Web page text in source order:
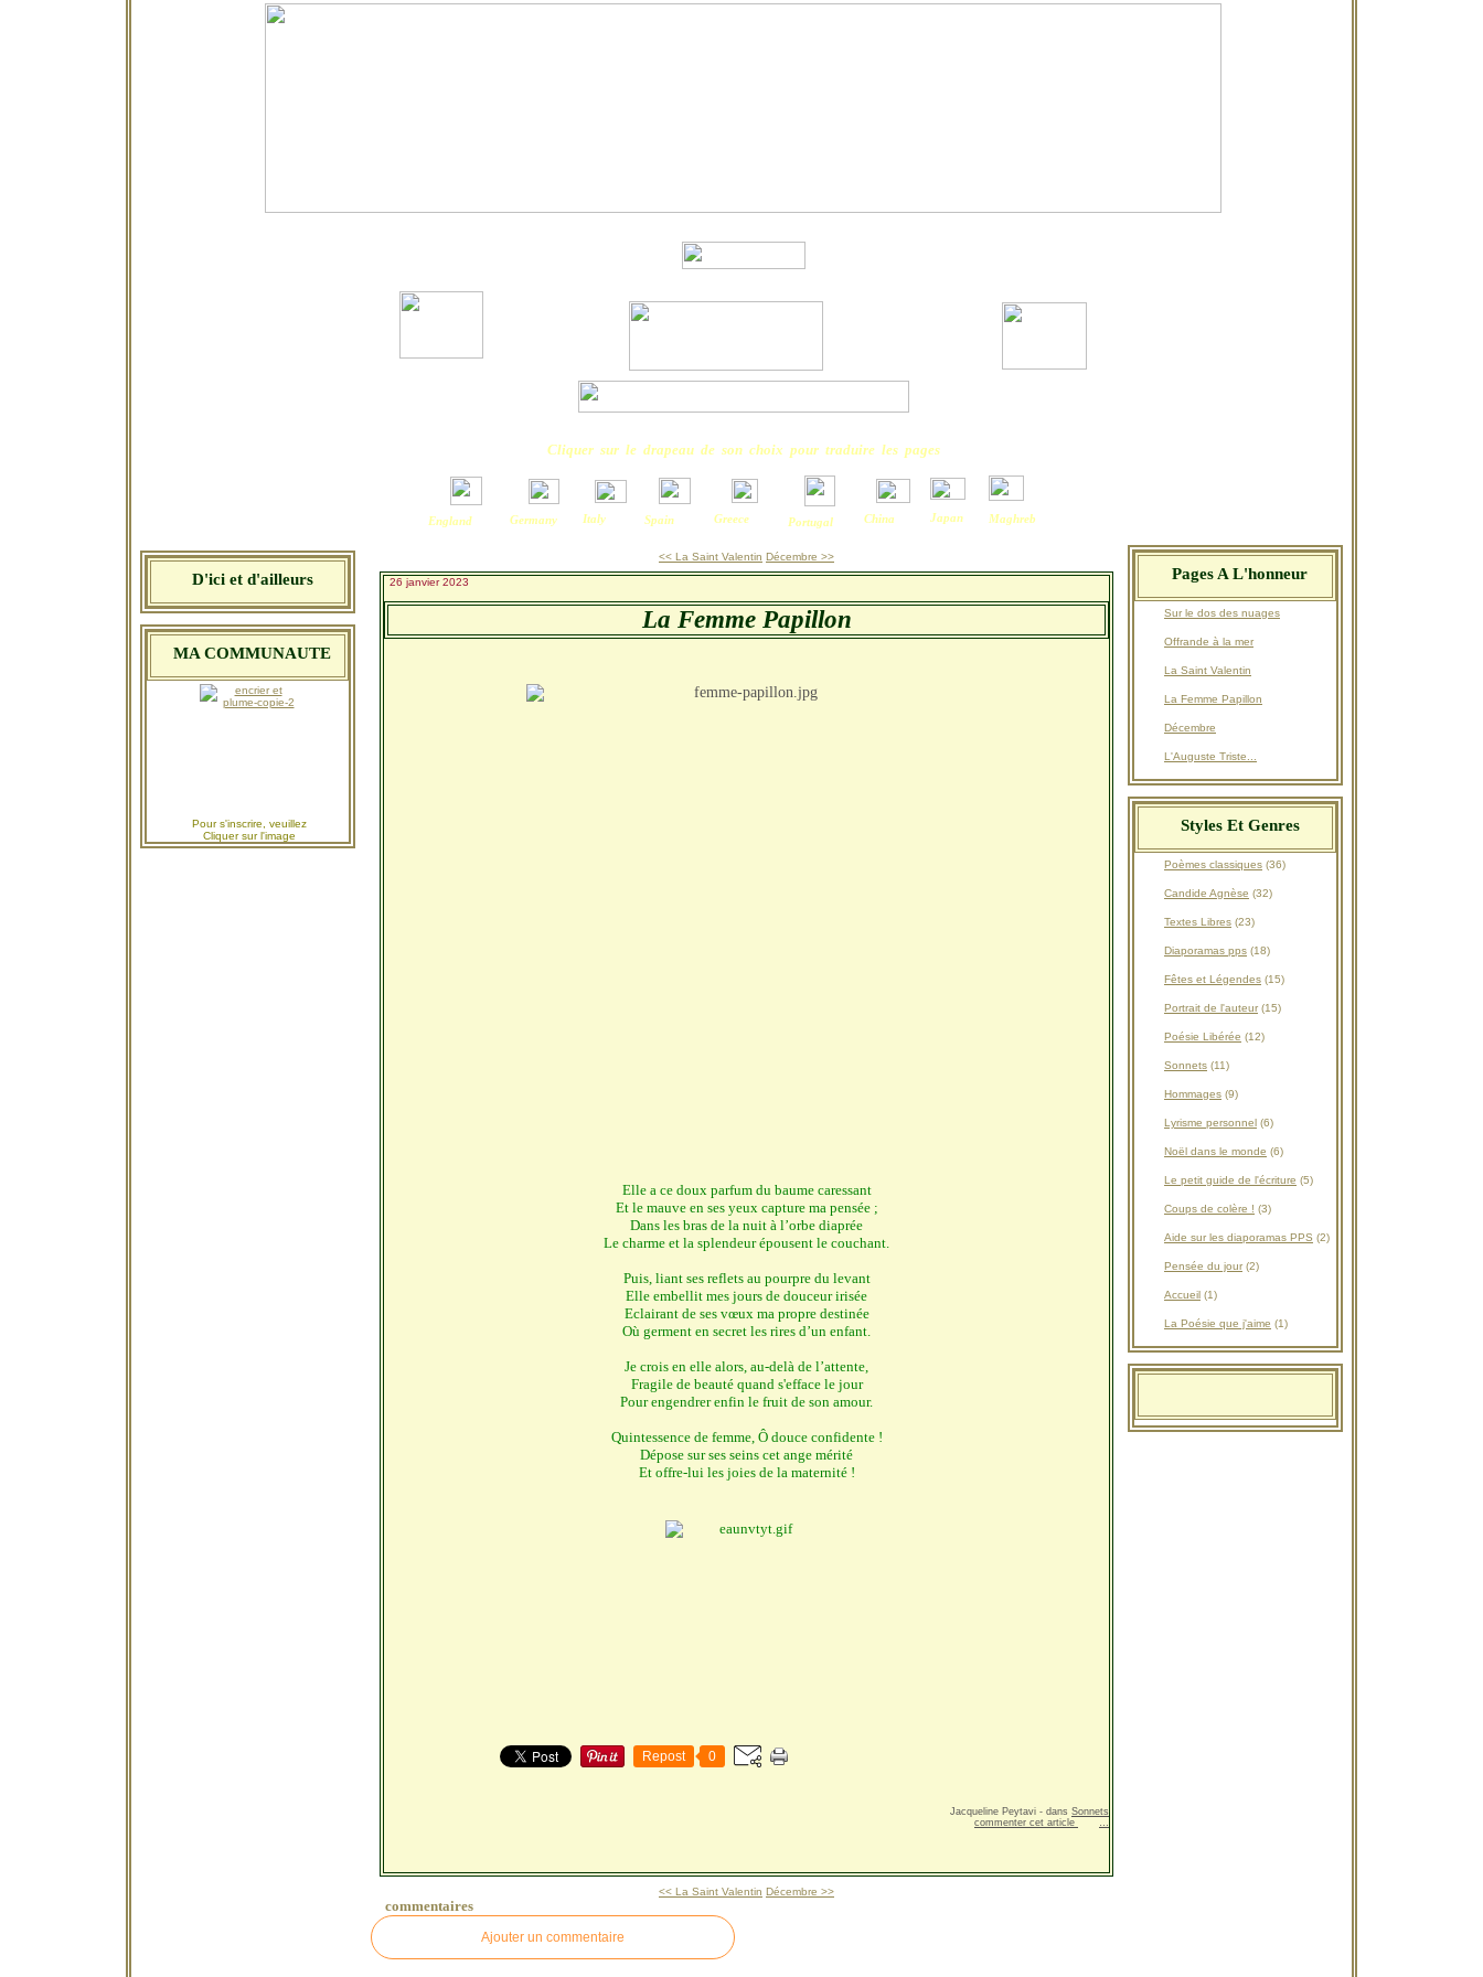
Cliquer sur le drapeau de son choix pour traduire les pages
England Germany Italy Spain Greece Portugal China Japan Maghreb
D'ici et d'ailleurs
MA COMMUNAUTE
Pour s'inscrire,
veuillez
Cliquer sur l'image
<< La Saint Valentin Décembre >>
26 janvier 2023
La Femme Papillon
Elle a ce doux parfum du baume caressant
Et le mauve en ses yeux capture ma pensée ;
Dans les bras de la nuit à l’orbe diaprée
Le charme et la splendeur épousent le couchant.
Puis, liant ses reflets au pourpre du levant
Elle embellit mes jours de douceur irisée
Eclairant de ses vœux ma propre destinée
Où germent en secret les rires d’un enfant.
Je crois en elle alors, au-delà de l’attente,
Fragile de beauté quand s'efface le jour
Pour engendrer enfin le fruit de son amour.
Quintessence de femme, Ô douce confidente !
Dépose sur ses seins cet ange mérité
Et offre-lui les joies de la maternité !
Repost 0
Jacqueline Peytavi - dans Sonnets
commenter cet article
<< La Saint Valentin Décembre >>
commentaires
Ajouter un commentaire
Pages A L'honneur
Sur le dos des nuages
Offrande à la mer
La Saint Valentin
La Femme Papillon
Décembre
L'Auguste Triste...
Styles Et Genres
Poèmes classiques (36)
Candide Agnèse (32)
Textes Libres (23)
Diaporamas pps (18)
Fêtes et Légendes (15)
Portrait de l'auteur(15)
Poésie Libérée (12)
Sonnets (11)
Hommages (9)
Lyrisme personnel (6)
Noël dans le monde (6)
Le petit guide de l'écriture (5)
Coups de colère ! (3)
Aide sur les diaporamas PPS (2)
Pensée du jour(2)
Accueil (1)
La Poésie que j'aime (1)